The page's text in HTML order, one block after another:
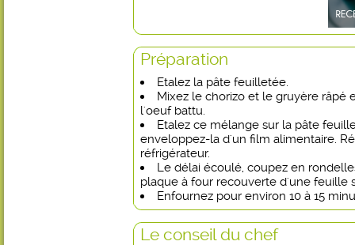
Préparation
Etalez la pâte feuilletée.
Mixez le chorizo et le gruyère râpé
l'oeuf battu.
Etalez ce mélange sur la pâte
enveloppez-la d'un film alimentaire.
réfrigérateur.
Le délai écoulé, coupez en
plaque à four recouverte d'une feuille
Enfournez pour environ 10 à 15
Le conseil du chef